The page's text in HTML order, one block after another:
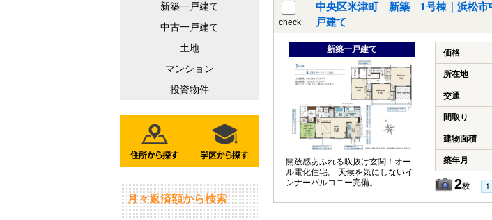
check
中央区米津町 新築 1号棟｜浜松市
戸建て
新築一戸建て
開放感あふれる吹抜け玄関！オー
ル電化住宅。 天候を気にしないイ
ンナーバルコニー完備。
価格
所在地
交通
間取り
建物面積
築年月
2枚
新築一戸建て
中古一戸建て
土地
マンション
投資物件
月々返済額から検索